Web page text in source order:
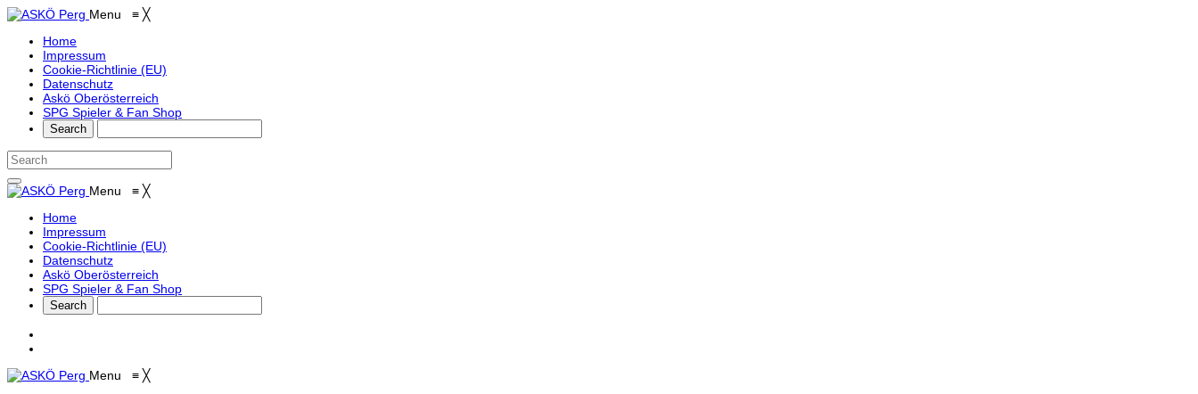
Menu ≡ ╳
Home
Impressum
Cookie-Richtlinie (EU)
Datenschutz
Askö Oberösterreich
SPG Spieler & Fan Shop
Menu ≡ ╳
Home
Impressum
Cookie-Richtlinie (EU)
Datenschutz
Askö Oberösterreich
SPG Spieler & Fan Shop
Menu ≡ ╳